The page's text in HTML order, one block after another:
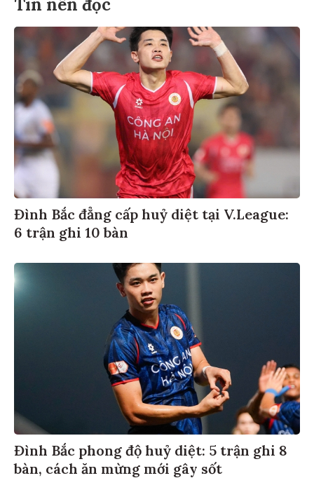
Đình Bắc đẳng cấp huỷ diệt tại V.League:
6 trận ghi 10 bàn
Đình Bắc phong độ huỷ diệt: 5 trận ghi 8
bàn, cách ăn mừng mới gây sốt